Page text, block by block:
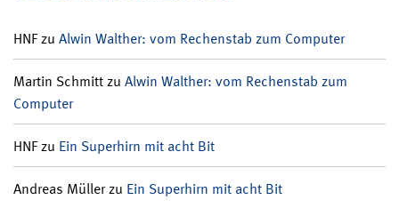
HNFzu Alwin Walther: vom Rechenstab zum Computer
Martin Schmittzu Alwin Walther: vom Rechenstab zum
Computer
HNFzu Ein Superhirn mit acht Bit
Andreas Müllerzu Ein Superhirn mit acht Bit